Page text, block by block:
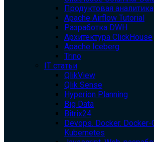
Продуктовая аналитика
Apache Airflow Tutorial
Разработка DWH
Архитектура ClickHouse
Apache Iceberg
Trino
IT статьи
QlikView
Qlik Sense
Hyperion Planning
Big Data
Bitrix24
Devops. Docker. Docker-
Kubernetes